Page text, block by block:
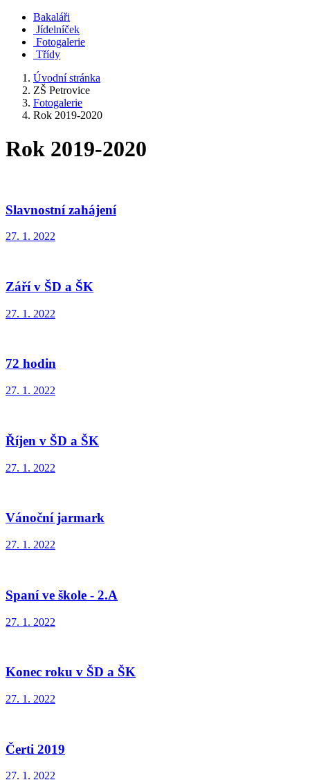
Bakaláři
Jídelníček
Fotogalerie
Třídy
Úvodní stránka
ZŠ Petrovice
Fotogalerie
Rok 2019-2020
Rok 2019-2020
Slavnostní zahájení
27. 1. 2022
Září v ŠD a ŠK
27. 1. 2022
72 hodin
27. 1. 2022
Říjen v ŠD a ŠK
27. 1. 2022
Vánoční jarmark
27. 1. 2022
Spaní ve škole - 2.A
27. 1. 2022
Konec roku v ŠD a ŠK
27. 1. 2022
Čerti 2019
27. 1. 2022